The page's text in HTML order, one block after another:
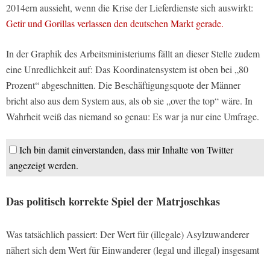
2014ern aussieht, wenn die Krise der Lieferdienste sich auswirkt:
Getir und Gorillas verlassen den deutschen Markt gerade.
In der Graphik des Arbeitsministeriums fällt an dieser Stelle zudem
eine Unredlichkeit auf: Das Koordinatensystem ist oben bei „80
Prozent“ abgeschnitten. Die Beschäftigungsquote der Männer
bricht also aus dem System aus, als ob sie „over the top“ wäre. In
Wahrheit weiß das niemand so genau: Es war ja nur eine Umfrage.
Ich bin damit einverstanden, dass mir Inhalte von Twitter
angezeigt werden.
Das politisch korrekte Spiel der Matrjoschkas
Was tatsächlich passiert: Der Wert für (illegale) Asylzuwanderer
nähert sich dem Wert für Einwanderer (legal und illegal) insgesamt